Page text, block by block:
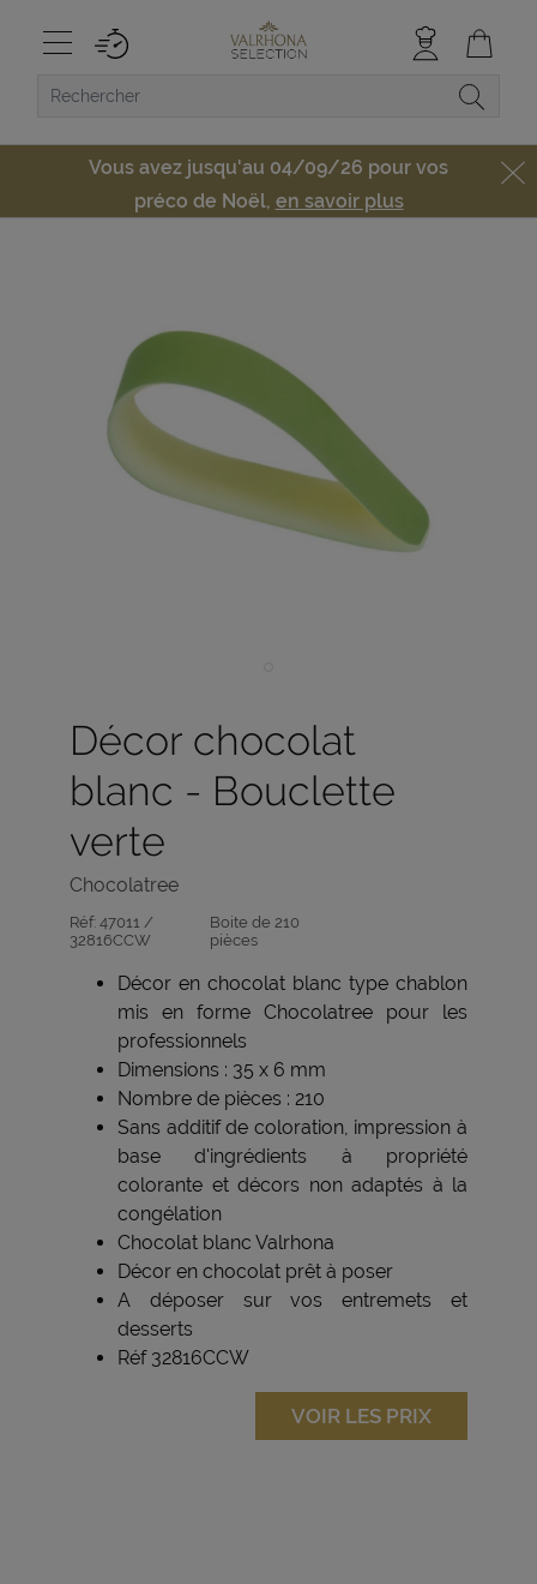
Vous avez jusqu'au 04/09/26 pour vos
préco de Noël, en savoir plus
Décor chocolat
blanc - Bouclette
verte
Chocolatree
Réf: 47011 /
32816CCW
Boite de 210
pièces
Décor en chocolat blanc type chablon
mis en forme Chocolatree pour les
professionnels
Dimensions : 35 x 6 mm
Nombre de pièces : 210
Sans additif de coloration, impression à
base d'ingrédients à propriété
colorante et décors non adaptés à la
congélation
Chocolat blanc Valrhona
Décor en chocolat prêt à poser
A déposer sur vos entremets et
desserts
Réf 32816CCW
VOIR LES PRIX